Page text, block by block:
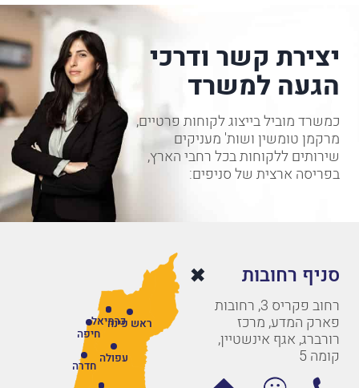
יצירת קשר ודרכי
הגעה למשרד
כמשרד מוביל בייצוג לקוחות פרטיים,
מרקמן טומשין ושות' מעניקים
שירותים ללקוחות בכל רחבי הארץ,
בפריסה ארצית של סניפים:
סניף רחובות
רחוב פקריס 3, רחובות
פארק המדע, מרכז
רורברג, אגף אינשטיין,
קומה 5
חיפה
חדרה
עפולה
ראש פינהכרמיאל